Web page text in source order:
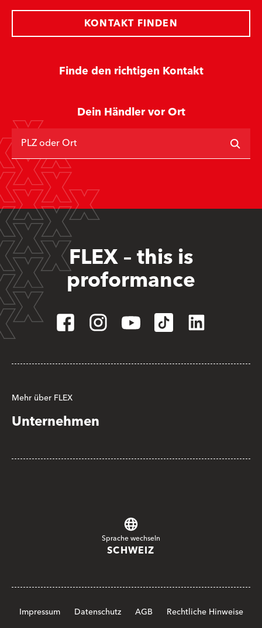
Finde den richtigen Kontakt
KONTAKT FINDEN
Dein Händler vor Ort
PLZ oder Ort
FLEX – this is
proformance
Mehr über FLEX
Unternehmen
Sprache wechseln
SCHWEIZ
Impressum Datenschutz AGB
Rechtliche Hinweise